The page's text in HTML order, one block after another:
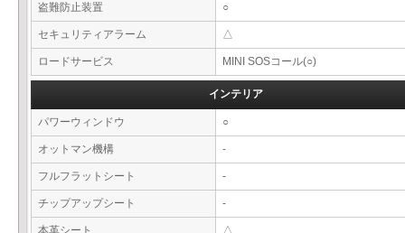
盗難防止装置 ○
セキュリティアラーム △
ロードサービス MINI SOSコール(○)
インテリア
パワーウィンドウ ○
オットマン機構 -
フルフラットシート -
チップアップシート -
本革シート △